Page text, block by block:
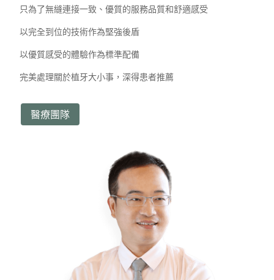
只為了無縫連接一致、優質的服務品質和舒適感受
以完全到位的技術作為堅強後盾
以優質感受的體驗作為標準配備
完美處理關於植牙大小事，深得患者推薦
醫療團隊